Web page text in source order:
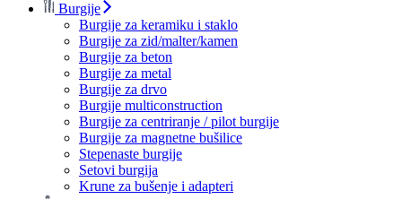
Burgije
Burgije za keramiku i staklo
Burgije za zid/malter/kamen
Burgije za beton
Burgije za metal
Burgije za drvo
Burgije multiconstruction
Burgije za centriranje / pilot burgije
Burgije za magnetne bušilice
Stepenaste burgije
Setovi burgija
Krune za bušenje i adapteri